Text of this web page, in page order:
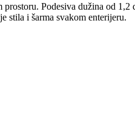
Podesiva dužina od 1,2
stila i šarma svakom enterijeru.